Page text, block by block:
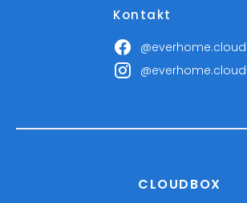
Kontakt
@everhome.cloud
@everhome.cloud
CLOUDBOX